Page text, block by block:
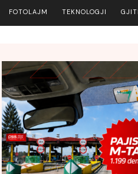
FOTOLAJM TEKNOLOGJI